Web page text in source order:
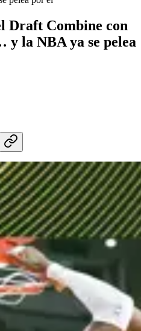
Draft Combine con
la NBA ya se pelea